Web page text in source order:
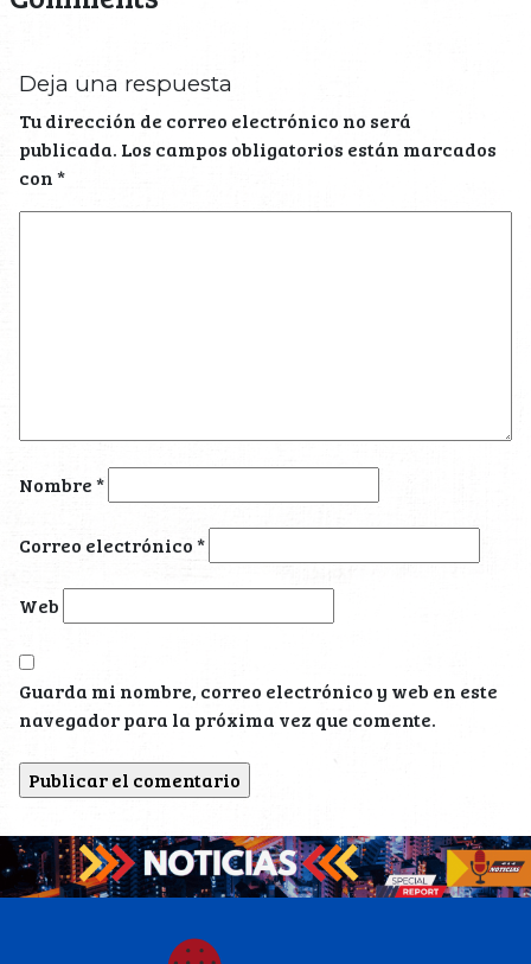
Deja una respuesta
Tu dirección de correo electrónico no será
publicada. Los campos obligatorios están marcados
con*
Nombre*
Correo electrónico*
Web
Guarda mi nombre, correo electrónico y web en este
navegador para la próxima vez que comente.